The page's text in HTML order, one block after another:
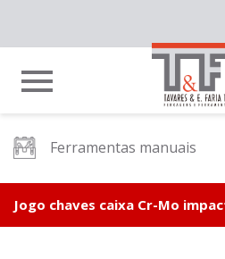
Ferramentas manuais
Jogo chaves caixa Cr-Mo